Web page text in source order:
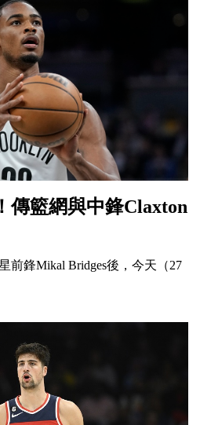
傳籃網與中鋒Claxton
前鋒Mikal Bridges後，今天（27